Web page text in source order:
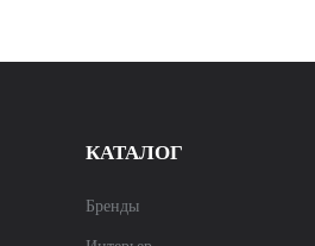
КАТАЛОГ
Бренды